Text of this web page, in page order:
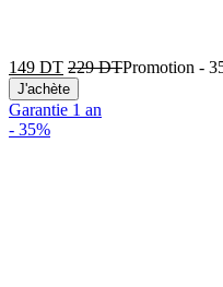
149 DT 229DTPromotion -
J'achète
Garantie 1 an
- 35%